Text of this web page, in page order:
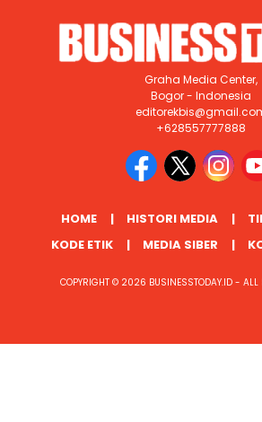
Graha Media Center,
Bogor - Indonesia
+628557777888
HOME HISTORI MEDIA
KODE ETIK
MEDIA SIBER
COPYRIGHT © 2026 BUSINESSTODAY.ID - ALL